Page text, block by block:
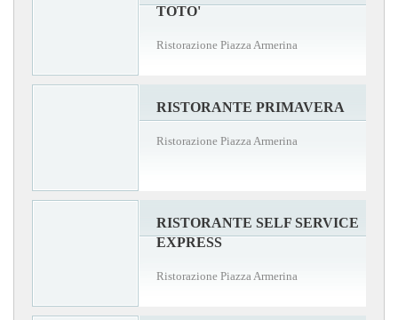
TOTO'
Ristorazione Piazza Armerina
RISTORANTE PRIMAVERA
Ristorazione Piazza Armerina
RISTORANTE SELF SERVICE
EXPRESS
Ristorazione Piazza Armerina